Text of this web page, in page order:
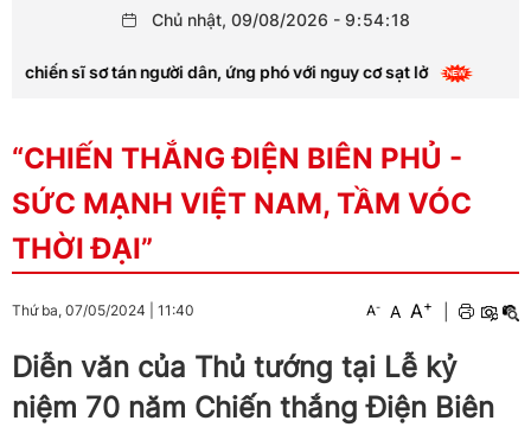
Chủ nhật, 09/08/2026 - 9:54:19
sơ tán người dân, ứng phó với nguy cơ sạt lở Nghệ
“CHIẾN THẮNG ĐIỆN BIÊN PHỦ -
SỨC MẠNH VIỆT NAM, TẦM VÓC
THỜI ĐẠI”
Thứ ba, 07/05/2024 11:40 A- A A+
Diễn văn của Thủ tướng tại Lễ kỷ
niệm 70 năm Chiến thắng Điện Biên